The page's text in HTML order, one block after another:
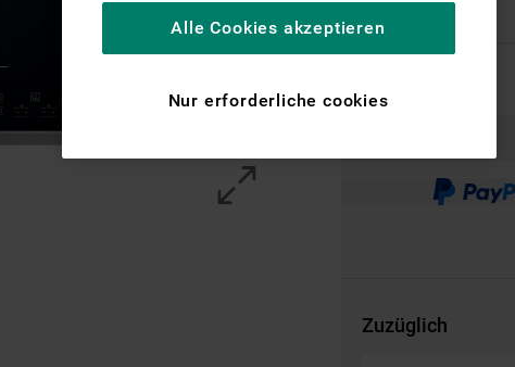
Zuzüglich
basierend auf Ihrer Nutzung der Website zu
personalisieren, die Funktionalität der
spezifische Funktionen anzubieten
Werbung basierend auf Ihren
Gewohnheiten, Interaktionen mit unseren
Nur erforderliche cookies
Alle Cookies akzeptieren